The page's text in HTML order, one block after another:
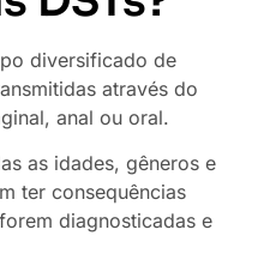
diversificado de
através do
anal ou oral.
as idades, gêneros e
ter consequências
diagnosticadas e